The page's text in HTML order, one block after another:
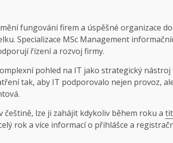
fungování firem a úspěšné organizace
Specializace MSc Management
řízení a rozvoj firmy.
pohled na IT jako strategický
tak, aby IT podporovalo nejen provoz,
češtině, lze ji zahájit kdykoliv během roku a
rok a více informací o přihlášce a